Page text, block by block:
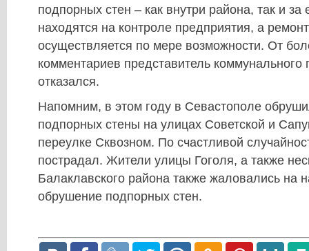
подпорных стен – как внутри района, так и за
находятся на контроле предприятия, а
осуществляется по мере возможности. От
комментариев представитель коммунального
отказался.
Напомним, в этом году в Севастополе
подпорных стены на улицах Советской и
переулке Сквозном. По счастливой
пострадал. Жители улицы Гоголя, а также
Балаклавского района также жаловались на
обрушение подпорных стен.